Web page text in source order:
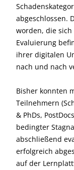
abgeschlossen.
worden, die
Evaluierung
ihrer digitalen
nach und nach
Bisher konnten
Teilnehmern
& PhDs,
bedingter
abschließend
erfolgreich
auf der